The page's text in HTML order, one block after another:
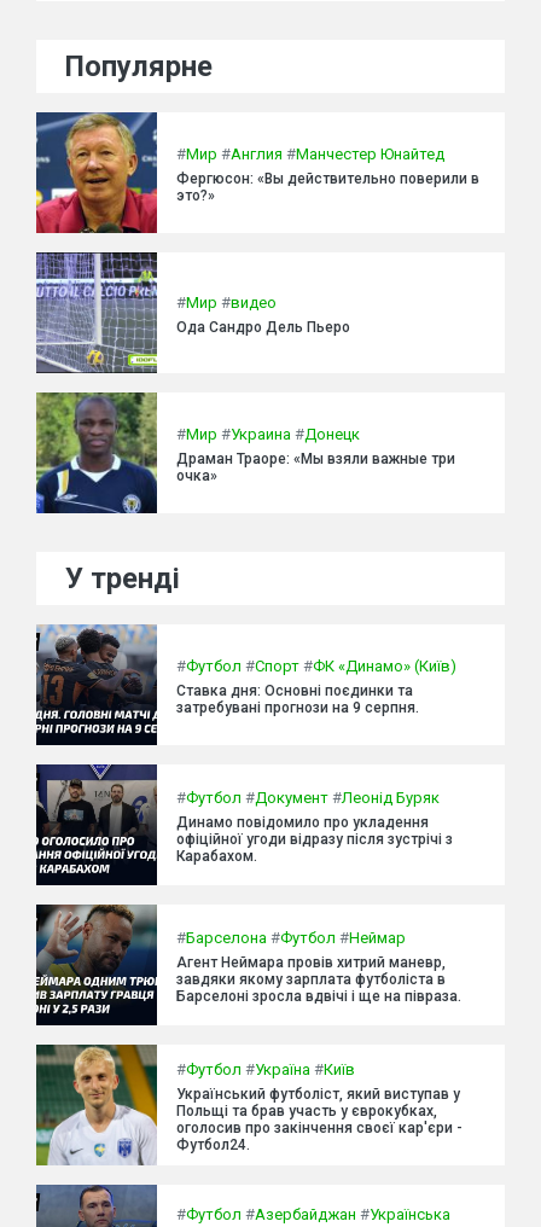
Популярне
#Мир #Англия #Манчестер Юнайтед
Фергюсон: «Вы действительно поверили в
это?»
#Мир #видео
Ода Сандро Дель Пьеро
#Мир #Украина #Донецк
Драман Траоре: «Мы взяли важные три
очка»
У тренді
#Футбол #Спорт #ФК «Динамо» (Київ)
Ставка дня: Основні поєдинки та
затребувані прогнози на 9 серпня.
#Футбол #Документ #Леонід Буряк
Динамо повідомило про укладення
офіційної угоди відразу після зустрічі з
Карабахом.
#Барселона #Футбол #Неймар
Агент Неймара провів хитрий маневр,
завдяки якому зарплата футболіста в
Барселоні зросла вдвічі і ще на півраза.
#Футбол #Україна #Київ
Український футболіст, який виступав у
Польщі та брав участь у єврокубках,
оголосив про закінчення своєї кар'єри -
Футбол24.
#Футбол #Азербайджан #Українська